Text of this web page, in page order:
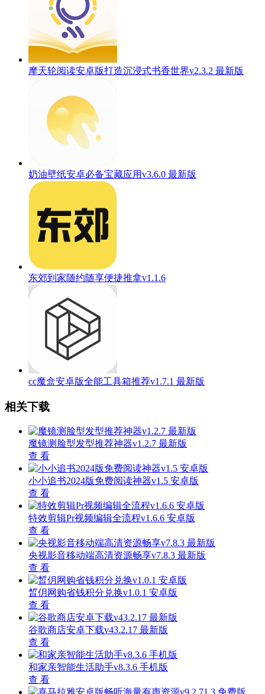
摩天轮阅读安卓版打造沉浸式书香世界v2.3.2 最新版
奶油壁纸安卓必备宝藏应用v3.6.0 最新版
东郊到家随约随享便捷推拿v1.1.6
cc魔盒安卓版全能工具箱推荐v1.7.1 最新版
相关下载
魔镜测脸型发型推荐神器v1.2.7 最新版
查 看
小小追书2024版免费阅读神器v1.5 安卓版
查 看
特效剪辑Pr视频编辑全流程v1.6.6 安卓版
查 看
央视影音移动端高清资源畅享v7.8.3 最新版
查 看
晳仴网购省钱积分兑换v1.0.1 安卓版
查 看
谷歌商店安卓下载v43.2.17 最新版
查 看
和家亲智能生活助手v8.3.6 手机版
查 看